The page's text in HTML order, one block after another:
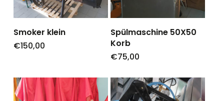
Smoker klein
€150,00
Spülmaschine 50X50
Korb
€75,00